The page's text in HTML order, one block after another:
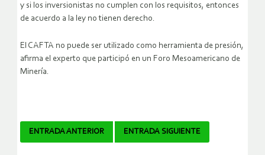
y si los inversionistas no cumplen con los requisitos, entonces
de acuerdo a la ley no tienen derecho.
El CAFTA no puede ser utilizado como herramienta de presión,
afirma el experto que participó en un Foro Mesoamericano de
Minería.
Navegador
ENTRADA ANTERIOR ENTRADA SIGUIENTE